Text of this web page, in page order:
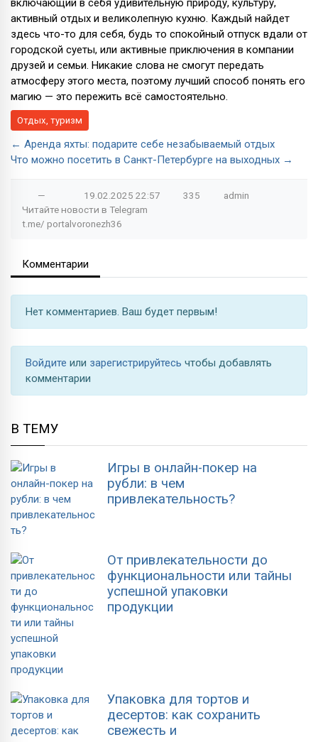
включающий в себя удивительную природу, культуру,
активный отдых и великолепную кухню. Каждый найдет
здесь что-то для себя, будь то спокойный отпуск вдали от
городской суеты, или активные приключения в компании
друзей и семьи. Никакие слова не смогут передать
атмосферу этого места, поэтому лучший способ понять его
магию — это пережить всё самостоятельно.
Отдых, туризм
← Аренда яхты: подарите себе незабываемый отдых
Что можно посетить в Санкт-Петербурге на выходных →
— 19.02.2025 22:57 335
admin
Читайте новости в Telegram
t.me/ portalvoronezh36
Комментарии
Нет комментариев. Ваш будет первым!
Войдите или зарегистрируйтесь чтобы добавлять
комментарии
В ТЕМУ
Игры в онлайн-покер на
рубли: в чем
привлекательность?
От привлекательности до
функциональности или тайны
успешной упаковки
продукции
Упаковка для тортов и
десертов: как сохранить
свежесть и